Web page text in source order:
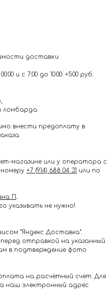
доставки
и с 7:00 до 10:00: +500 руб.
ломбарда.
внести предоплату в
магазине или у оператора с
номеру +7 (914) 688 04 31 или по
П .
указывать не нужно!
"Яндекс Доставка".
отправкой на указанный
в подтверждение фото
на расчётный счёт. Для
наш электронный адрес